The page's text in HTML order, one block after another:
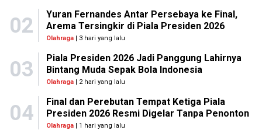
02
Yuran Fernandes Antar Persebaya ke Final,
Arema Tersingkir di Piala Presiden 2026
Olahraga| 3 hari yang lalu
03
Piala Presiden 2026 Jadi Panggung Lahirnya
Bintang Muda Sepak Bola Indonesia
Olahraga| 2 hari yang lalu
04
Final dan Perebutan Tempat Ketiga Piala
Presiden 2026 Resmi Digelar Tanpa Penonton
Olahraga| 1 hari yang lalu